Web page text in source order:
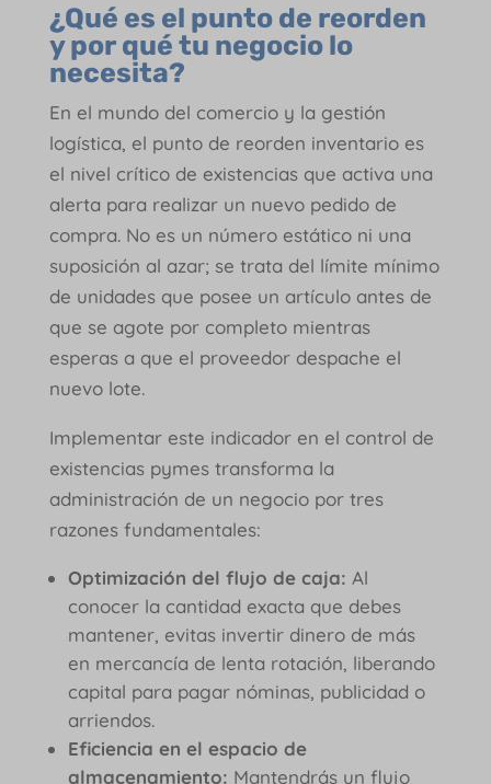
¿Qué es el punto de reorden
y por qué tu negocio lo
necesita?
En el mundo del comercio y la gestión
logística, el punto de reorden inventario es
el nivel crítico de existencias que activa una
alerta para realizar un nuevo pedido de
compra. No es un número estático ni una
suposición al azar; se trata del límite mínimo
de unidades que posee un artículo antes de
que se agote por completo mientras
esperas a que el proveedor despache el
nuevo lote.
Implementar este indicador en el control de
existencias pymes transforma la
administración de un negocio por tres
razones fundamentales:
Optimización del flujo de caja: Al
conocer la cantidad exacta que debes
mantener, evitas invertir dinero de más
en mercancía de lenta rotación, liberando
capital para pagar nóminas, publicidad o
arriendos.
Eficiencia en el espacio de
almacenamiento: Mantendrás un flujo